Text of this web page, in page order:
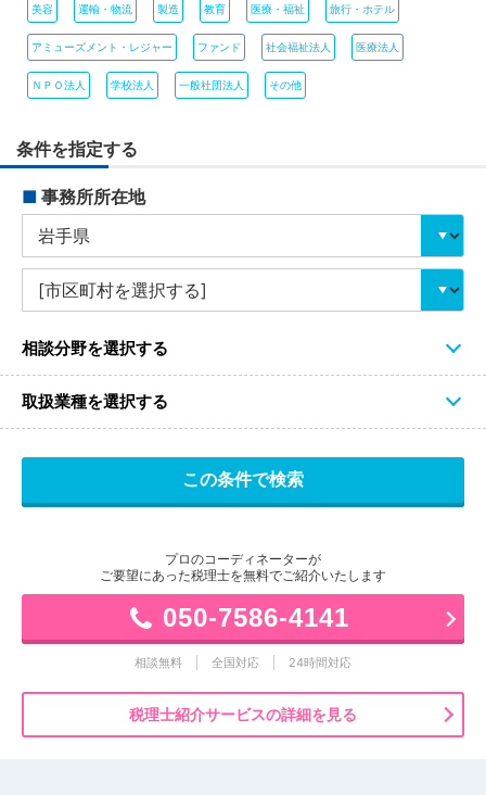
美容 運輸・物流 製造 教育 医療・福祉 旅行・ホテル
アミューズメント・レジャー ファンド 社会福祉法人 医療法人
ＮＰＯ法人 学校法人 一般社団法人 その他
条件を指定する
■ 事務所所在地
相談分野を選択する
取扱業種を選択する
プロのコーディネーターが
ご要望にあった税理士を無料でご紹介いたします
050-7586-4141
相談無料 全国対応 24時間対応
税理士紹介サービスの詳細を見る